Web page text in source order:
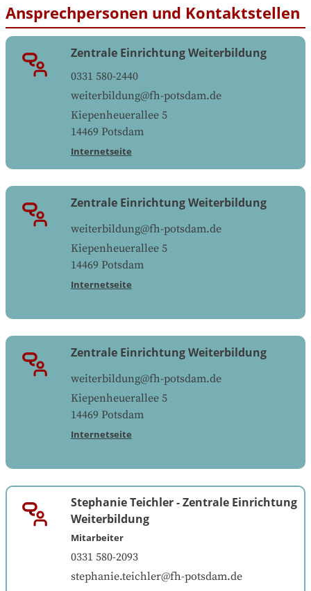
Ansprechpersonen und Kontaktstellen
Zentrale Einrichtung Weiterbildung
0331 580-2440
weiterbildung@fh-potsdam.de
Kiepenheuerallee 5
14469 Potsdam
Internetseite
Zentrale Einrichtung Weiterbildung
weiterbildung@fh-potsdam.de
Kiepenheuerallee 5
14469 Potsdam
Internetseite
Zentrale Einrichtung Weiterbildung
weiterbildung@fh-potsdam.de
Kiepenheuerallee 5
14469 Potsdam
Internetseite
Stephanie Teichler -Zentrale Einrichtung
Weiterbildung
Mitarbeiter
0331 580-2093
stephanie.teichler@fh-potsdam.de